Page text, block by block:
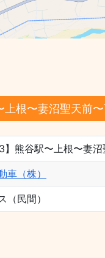
上根〜妻沼聖天前
】熊谷駅〜上根〜妻
車（株）
（民間）